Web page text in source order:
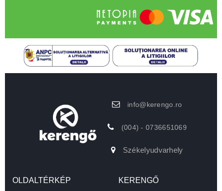
info@kerengo.ro
(004) - 0736651069
Székelyudvarhely
OLDALTÉRKÉP KERENGŐ